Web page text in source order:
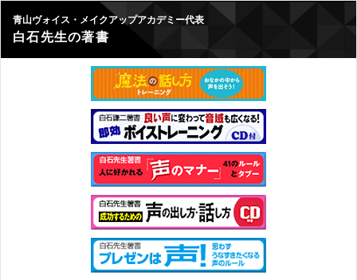
青山ヴォイス・メイクアップアカデミー代表
白石先生の著書